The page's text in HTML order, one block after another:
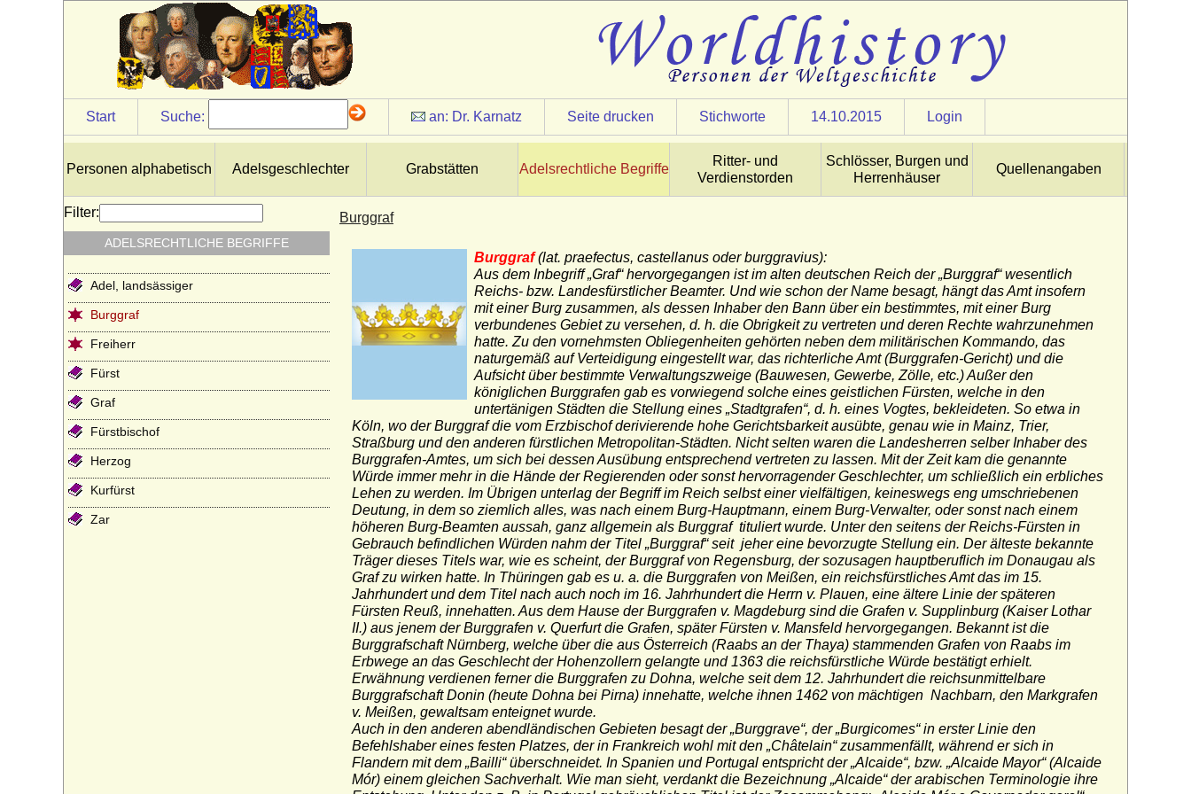
Start Suche: an: Dr. Karnatz Seite drucken Stichworte 14.10.2015 Login
Personen alphabetisch Adelsgeschlechter Grabstätten Adelsrechtliche Begriffe
Ritter- und
Verdienstorden
Schlösser, Burgen und
Herrenhäuser
Quellenangaben
Burggraf
Burggraf (lat. praefectus, castellanus oder burggravius):
Aus dem Inbegriff „Graf“ hervorgegangen ist im alten deutschen Reich der „Burggraf“ wesentlich
Reichs- bzw. Landesfürstlicher Beamter. Und wie schon der Name besagt, hängt das Amt insofern
mit einer Burg zusammen, als dessen Inhaber den Bann über ein bestimmtes, mit einer Burg
verbundenes Gebiet zu versehen, d. h. die Obrigkeit zu vertreten und deren Rechte wahrzunehmen
hatte. Zu den vornehmsten Obliegenheiten gehörten neben dem militärischen Kommando, das
naturgemäß auf Verteidigung eingestellt war, das richterliche Amt (Burggrafen-Gericht) und die
Aufsicht über bestimmte Verwaltungszweige (Bauwesen, Gewerbe, Zölle, etc.) Außer den
königlichen Burggrafen gab es vorwiegend solche eines geistlichen Fürsten, welche in den
untertänigen Städten die Stellung eines „Stadtgrafen“, d. h. eines Vogtes, bekleideten. So etwa in
Köln, wo der Burggraf die vom Erzbischof derivierende hohe Gerichtsbarkeit ausübte, genau wie in Mainz, Trier,
Straßburg und den anderen fürstlichen Metropolitan-Städten. Nicht selten waren die Landesherren selber Inhaber des
Burggrafen-Amtes, um sich bei dessen Ausübung entsprechend vertreten zu lassen. Mit der Zeit kam die genannte
Würde immer mehr in die Hände der Regierenden oder sonst hervorragender Geschlechter, um schließlich ein erbliches
Lehen zu werden. Im Übrigen unterlag der Begriff im Reich selbst einer vielfältigen, keineswegs eng umschriebenen
Deutung, in dem so ziemlich alles, was nach einem Burg-Hauptmann, einem Burg-Verwalter, oder sonst nach einem
höheren Burg-Beamten aussah, ganz allgemein als Burggraf tituliert wurde. Unter den seitens der Reichs-Fürsten in
Gebrauch befindlichen Würden nahm der Titel „Burggraf“ seit jeher eine bevorzugte Stellung ein. Der älteste bekannte
Träger dieses Titels war, wie es scheint, der Burggraf von Regensburg, der sozusagen hauptberuflich im Donaugau als
Graf zu wirken hatte. In Thüringen gab es u. a. die Burggrafen von Meißen, ein reichsfürstliches Amt das im 15.
Jahrhundert und dem Titel nach auch noch im 16. Jahrhundert die Herrn v. Plauen, eine ältere Linie der späteren
Fürsten Reuß, innehatten. Aus dem Hause der Burggrafen v. Magdeburg sind die Grafen v. Supplinburg (Kaiser Lothar
II.) aus jenem der Burggrafen v. Querfurt die Grafen, später Fürsten v. Mansfeld hervorgegangen. Bekannt ist die
Burggrafschaft Nürnberg, welche über die aus Österreich (Raabs an der Thaya) stammenden Grafen von Raabs im
Erbwege an das Geschlecht der Hohenzollern gelangte und 1363 die reichsfürstliche Würde bestätigt erhielt.
Erwähnung verdienen ferner die Burggrafen zu Dohna, welche seit dem 12. Jahrhundert die reichsunmittelbare
Burggrafschaft Donin (heute Dohna bei Pirna) innehatte, welche ihnen 1462 von mächtigen Nachbarn, den Markgrafen
v. Meißen, gewaltsam enteignet wurde.
Auch in den anderen abendländischen Gebieten besagt der „Burggrave“, der „Burgicomes“ in erster Linie den
Befehlshaber eines festen Platzes, der in Frankreich wohl mit den „Châtelain“ zusammenfällt, während er sich in
Flandern mit dem „Bailli“ überschneidet. In Spanien und Portugal entspricht der „Alcaide“, bzw. „Alcaide Mayor“ (Alcaide
Mór) einem gleichen Sachverhalt. Wie man sieht, verdankt die Bezeichnung „Alcaide“ der arabischen Terminologie ihre
Filter:
ADELSRECHTLICHE BEGRIFFE
Adel, landsässiger
Burggraf
Freiherr
Fürst
Graf
Fürstbischof
Herzog
Kurfürst
Zar